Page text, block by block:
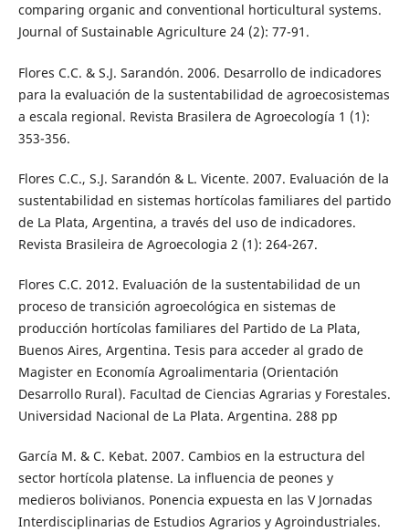
comparing organic and conventional horticultural systems.
Journal of Sustainable Agriculture 24 (2): 77-91.
Flores C.C. & S.J. Sarandón. 2006. Desarrollo de indicadores
para la evaluación de la sustentabilidad de agroecosistemas
a escala regional. Revista Brasilera de Agroecología 1 (1):
353-356.
Flores C.C., S.J. Sarandón & L. Vicente. 2007. Evaluación de la
sustentabilidad en sistemas hortícolas familiares del partido
de La Plata, Argentina, a través del uso de indicadores.
Revista Brasileira de Agroecologia 2 (1): 264-267.
Flores C.C. 2012. Evaluación de la sustentabilidad de un
proceso de transición agroecológica en sistemas de
producción hortícolas familiares del Partido de La Plata,
Buenos Aires, Argentina. Tesis para acceder al grado de
Magister en Economía Agroalimentaria (Orientación
Desarrollo Rural). Facultad de Ciencias Agrarias y Forestales.
Universidad Nacional de La Plata. Argentina. 288 pp
García M. & C. Kebat. 2007. Cambios en la estructura del
sector hortícola platense. La influencia de peones y
medieros bolivianos. Ponencia expuesta en las V Jornadas
Interdisciplinarias de Estudios Agrarios y Agroindustriales.